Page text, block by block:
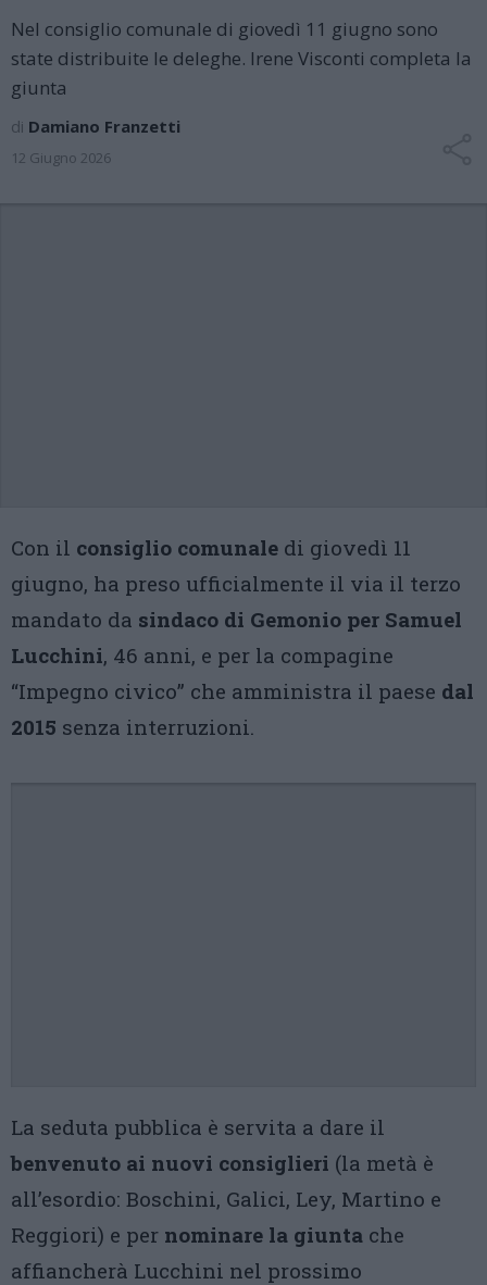
Nel consiglio comunale di giovedì 11 giugno sono
state distribuite le deleghe. Irene Visconti completa la
giunta
di Damiano Franzetti
12 Giugno 2026
Con il consiglio comunale di giovedì 11
giugno, ha preso ufficialmente il via il terzo
mandato da sindaco di Gemonio per Samuel
Lucchini, 46 anni, e per la compagine
“Impegno civico” che amministra il paese dal
2015 senza interruzioni.
La seduta pubblica è servita a dare il
benvenuto ai nuovi consiglieri (la metà è
all’esordio: Boschini, Galici, Ley, Martino e
Reggiori) e per nominare la giunta che
affiancherà Lucchini nel prossimo